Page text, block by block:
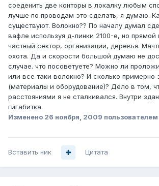
соеденить две конторы в локалку любым
лучше по проводам это сделать, я думаю.
существуют. Волокно?? По началу думал
вафле используя д-линки 2100-е, но прямой
частный сектор, организации, деревья.
охота. Да и скорости большой думаю не
случае. что посоветуете? Можно ли
или все таки волокно? И сколько примерно
(материалы и оборудование)? Дело в том,
расстояниями я не сталкивался. Внутри
гигабитка.
Изменено 26 ноября, 2009
Вставить ник Цитата